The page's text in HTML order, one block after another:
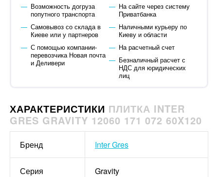
Возможность догруза
попутного транспорта
Самовывоз со склада в
Киеве или у партнеров
С помощью компании-
перевозчика Новая почта
и Деливери
На сайте через систему
Приватбанка
Наличными курьеру по
Киеву и области
На расчетный счет
Безналичный расчет с
НДС для юридических
лиц
ХАРАКТЕРИСТИКИ ПЛИТКА INTER
GRES GRAVITY 12060 171 072 60X120
Бренд Inter Gres
Серия Gravity